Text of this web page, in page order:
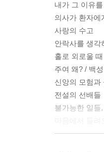
내가 그 이유
의사가 환자에
사랑의 수고
안락사를 생각
홀로 외로울 때
주여 왜? / 백
신앙의 모험과
전설의 선배들
불가능한 일들